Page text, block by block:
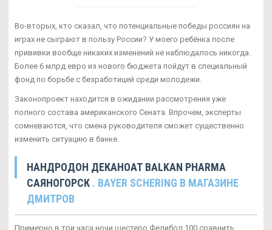
Во-вторых, кто сказал, что потенциальные победы россиян на
играх не сыграют в пользу России? У моего ребёнка после
прививки вообще никаких изменений не наблюдалось никогда.
Более 6 млрд евро из нового бюджета пойдут в специальный
фонд по борьбе с безработицей среди молодежи.
Законопроект находится в ожидании рассмотрения уже
полного состава американского Сената. Впрочем, эксперты
сомневаются, что смена руководителя сможет существенно
изменить ситуацию в банке.
НАНДРОДОН ДЕКАНОАТ BALKAN PHARMA
САЯНОГОРСК . BAYER SCHERING В МАГАЗИНЕ
ДМИТРОВ
Примерно в три часа ночи шестеро Фелибол 100 сравнить